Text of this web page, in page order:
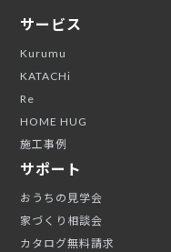
サービス
Kurumu
KATACHi
Re
HOME HUG
施工事例
サポート
おうちの見学会
家づくり相談会
カタログ無料請求